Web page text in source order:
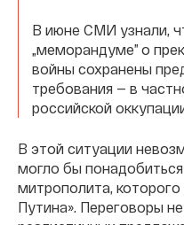
В июне СМИ узнали,
„меморандуме” о
войны сохранены
требования — в
российской
В этой ситуации
могло бы
митрополита,
Путина». Переговоры